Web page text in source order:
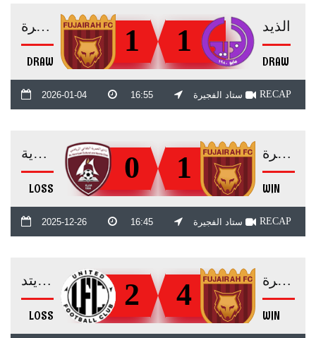
1 الفجيرة
DRAW
1 الذيد
DRAW
2026-01-04 16:55 ستاد الفجيرة RECAP
0 الحمرية
LOSS
1 الفجيرة
WIN
2025-12-26 16:45 ستاد الفجيرة RECAP
2 يونايتد
LOSS
4 الفجيرة
WIN